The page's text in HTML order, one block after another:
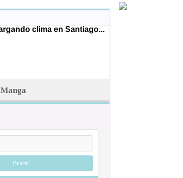
clima en Santiago...